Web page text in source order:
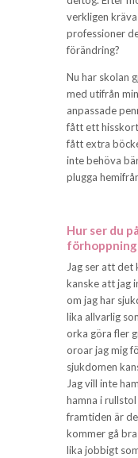
verkligen
professioner
förändring?
Nu har skolan
med utifrån
anpassade
fått ett
fått extra
inte behöva
plugga
Hur ser du
Jag ser att det
kanske att jag
om jag har
lika allvarlig
orka göra fler
oroar jag mig
sjukdomen
Jag vill inte
hamna i
framtiden är
kommer gå
lika jobbigt